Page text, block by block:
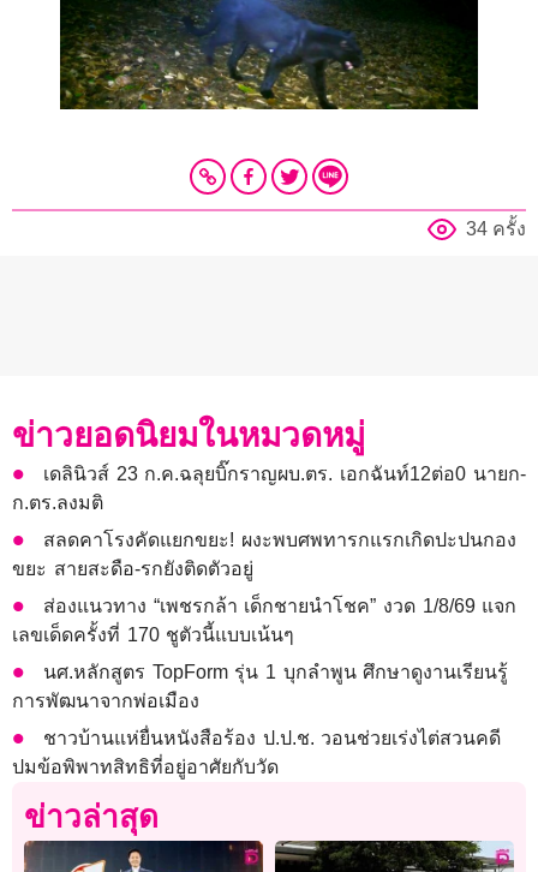
34 ครั้ง
ข่าวยอดนิยมในหมวดหมู่
เดลินิวส์ 23 ก.ค.ฉลุยบิ๊กราญผบ.ตร. เอกฉันท์12ต่อ0 นายก-
ก.ตร.ลงมติ
สลดคาโรงคัดแยกขยะ! ผงะพบศพทารกแรกเกิดปะปนกอง
ขยะ สายสะดือ-รกยังติดตัวอยู่
ส่องแนวทาง “เพชรกล้า เด็กชายนำโชค” งวด 1/8/69 แจก
เลขเด็ดครั้งที่ 170 ชูตัวนี้แบบเน้นๆ
นศ.หลักสูตร TopForm รุ่น 1 บุกลำพูน ศึกษาดูงานเรียนรู้
การพัฒนาจากพ่อเมือง
ชาวบ้านแห่ยื่นหนังสือร้อง ป.ป.ช. วอนช่วยเร่งไต่สวนคดี
ปมข้อพิพาทสิทธิที่อยู่อาศัยกับวัด
ข่าวล่าสุด